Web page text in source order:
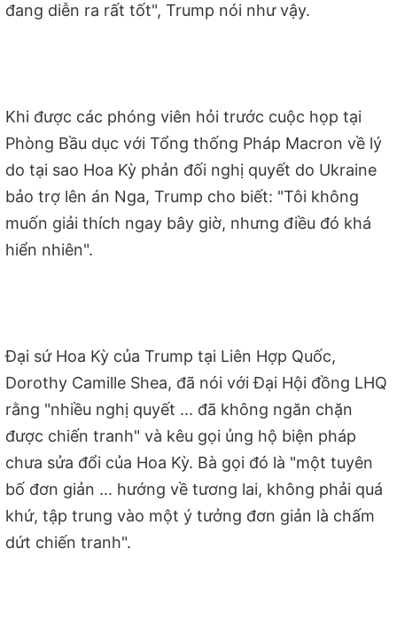
đang diễn ra rất tốt", Trump nói như vậy.
Khi được các phóng viên hỏi trước cuộc họp tại
Phòng Bầu dục với Tổng thống Pháp Macron về lý
do tại sao Hoa Kỳ phản đối nghị quyết do Ukraine
bảo trợ lên án Nga, Trump cho biết: "Tôi không
muốn giải thích ngay bây giờ, nhưng điều đó khá
hiển nhiên".
Đại sứ Hoa Kỳ của Trump tại Liên Hợp Quốc,
Dorothy Camille Shea, đã nói với Đại Hội đồng LHQ
rằng "nhiều nghị quyết ... đã không ngăn chặn
được chiến tranh" và kêu gọi ủng hộ biện pháp
chưa sửa đổi của Hoa Kỳ. Bà gọi đó là "một tuyên
bố đơn giản ... hướng về tương lai, không phải quá
khứ, tập trung vào một ý tưởng đơn giản là chấm
dứt chiến tranh".